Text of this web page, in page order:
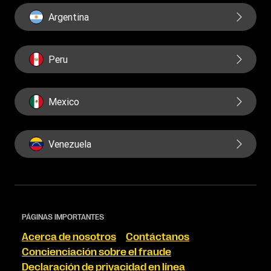
Argentina
Peru
Mexico
Venezuela
PÁGINAS IMPORTANTES
Acerca de nosotros
Contáctanos
Concienciación sobre el fraude
Declaración de privacidad en línea